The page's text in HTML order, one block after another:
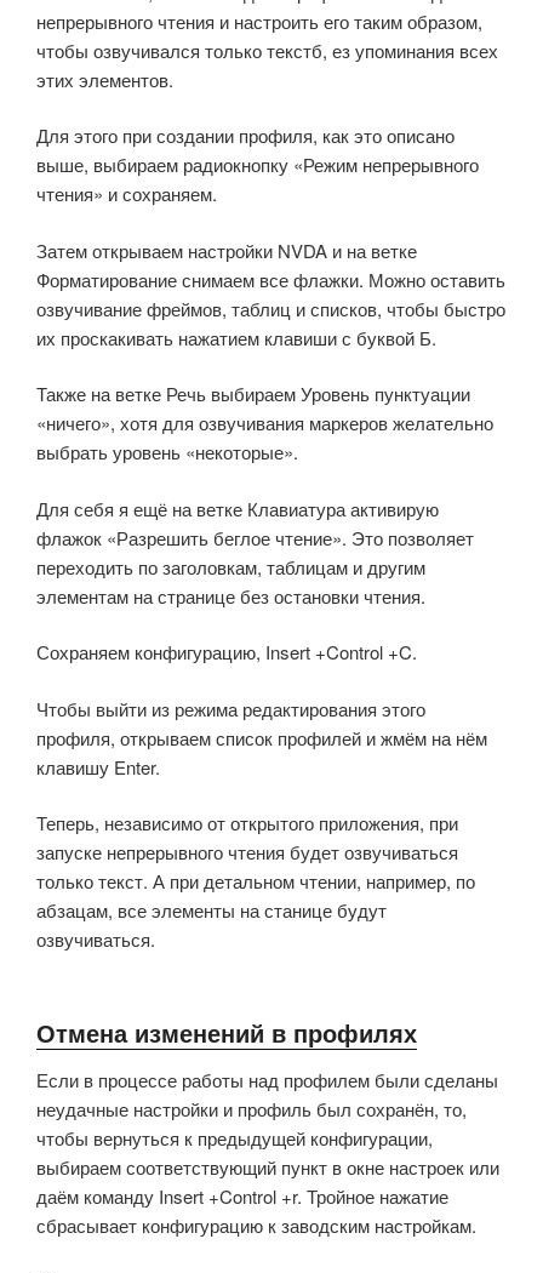
непрерывного чтения и настроить его таким образом,
чтобы озвучивался только текстб, ез упоминания всех
этих элементов.
Для этого при создании профиля, как это описано
выше, выбираем радиокнопку «Режим непрерывного
чтения» и сохраняем.
Затем открываем настройки NVDA и на ветке
Форматирование снимаем все флажки. Можно оставить
озвучивание фреймов, таблиц и списков, чтобы быстро
их проскакивать нажатием клавиши с буквой Б.
Также на ветке Речь выбираем Уровень пунктуации
«ничего», хотя для озвучивания маркеров желательно
выбрать уровень «некоторые».
Для себя я ещё на ветке Клавиатура активирую
флажок «Разрешить беглое чтение». Это позволяет
переходить по заголовкам, таблицам и другим
элементам на странице без остановки чтения.
Сохраняем конфигурацию, Insert +Control +C.
Чтобы выйти из режима редактирования этого
профиля, открываем список профилей и жмём на нём
клавишу Enter.
Теперь, независимо от открытого приложения, при
запуске непрерывного чтения будет озвучиваться
только текст. А при детальном чтении, например, по
абзацам, все элементы на станице будут
озвучиваться.
Отмена изменений в профилях
Если в процессе работы над профилем были сделаны
неудачные настройки и профиль был сохранён, то,
чтобы вернуться к предыдущей конфигурации,
выбираем соответствующий пункт в окне настроек или
даём команду Insert +Control +r. Тройное нажатие
сбрасывает конфигурацию к заводским настройкам.